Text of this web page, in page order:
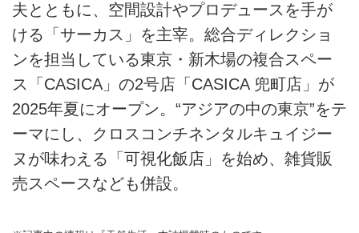
夫とともに、空間設計やプロデュースを手が
ける「サーカス」を主宰。総合ディレクショ
ンを担当している東京・新木場の複合スペー
ス「CASICA」の2号店「CASICA 兜町店」が
2025年夏にオープン。“アジアの中の東京”をテ
ーマにし、クロスコンチネンタルキュイジー
ヌが味わえる「可視化飯店」を始め、雑貨販
売スペースなども併設。